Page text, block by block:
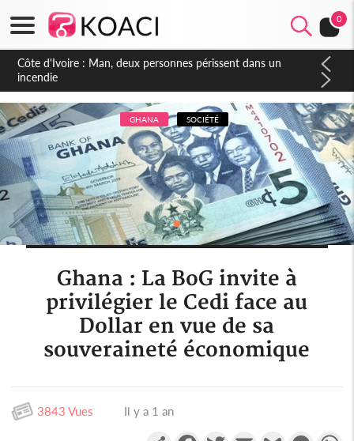
0
Côte d'Ivoire : Séileu, la célébration de la fête nationale
transformée en vaste campagne contre les produits
dépigmentants dangereux
GHANA SOCIÉTÉ
Ghana : La BoG invite à
privilégier le Cedi face au
Dollar en vue de sa
souveraineté économique
3843 Vues Il y a 1 an
PartagerFacebookTwitterEmail Gmail